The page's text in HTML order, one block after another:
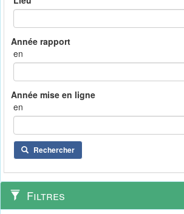
en
en
Rechercher
Filtres